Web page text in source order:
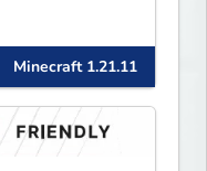
Minecraft 1.21.11